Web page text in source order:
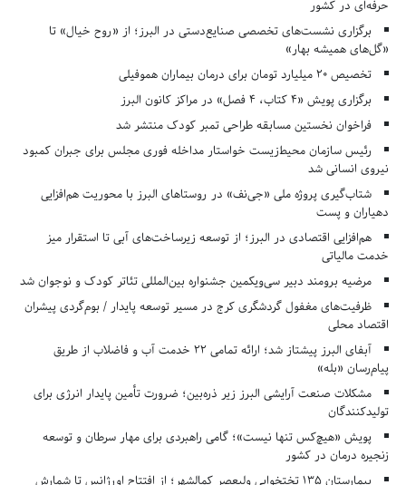
حرفه‌ای در کشور
برگزاری نشست‌های تخصصی صنایع‌دستی در البرز؛ از «روح خیال» تا
«گل‌های همیشه بهار»
تخصیص ۲۰ میلیارد تومان برای درمان بیماران هموفیلی
برگزاری پویش «۴ کتاب، ۴ فصل» در مراکز کانون البرز
فراخوان نخستین مسابقه طراحی تمبر کودک منتشر شد
رئیس سازمان محیط‌زیست خواستار مداخله فوری مجلس برای جبران کمبود
نیروی انسانی شد
شتاب‌گیری پروژه ملی «جی‌نف» در روستاهای البرز با محوریت هم‌افزایی
دهیاران و پست
هم‌افزایی اقتصادی در البرز؛ از توسعه زیرساخت‌های آبی تا استقرار میز
خدمت مالیاتی
مرضیه برومند دبیر سی‌ویکمین جشنواره بین‌المللی تئاتر کودک و نوجوان شد
ظرفیت‌های مغفول گردشگری کرج در مسیر توسعه پایدار / بوم‌گردی پیشران
اقتصاد محلی
آبفای البرز پیشتاز شد؛ ارائه تمامی ۲۲ خدمت آب و فاضلاب از طریق
پیام‌رسان «بله»
مشکلات صنعت آرایشی البرز زیر ذره‌بین؛ ضرورت تأمین پایدار انرژی برای
تولیدکنندگان
پویش «هیچ‌کس تنها نیست»؛ گامی راهبردی برای مهار سرطان و توسعه
زنجیره درمان در کشور